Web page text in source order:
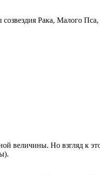
Рака, Малого
величины. Но взгляд к